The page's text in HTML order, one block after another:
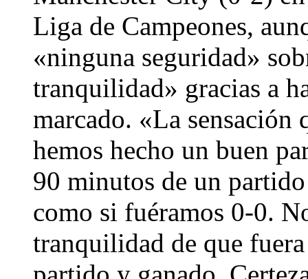
Liga de Campeones,
«ninguna seguridad»
tranquilidad» gracias a
marcado. «La sensación
hemos hecho un buen
90 minutos de un
como si fuéramos 0-0.
tranquilidad de que